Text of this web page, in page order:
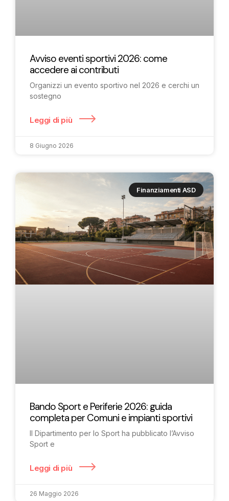
Avviso eventi sportivi 2026: come
accedere ai contributi
Organizzi un evento sportivo nel 2026 e cerchi un
sostegno
Leggi di più
8 Giugno 2026
Finanziamenti ASD
Bando Sport e Periferie 2026: guida
completa per Comuni e impianti sportivi
Il Dipartimento per lo Sport ha pubblicato l’Avviso
Sport e
Leggi di più
26 Maggio 2026